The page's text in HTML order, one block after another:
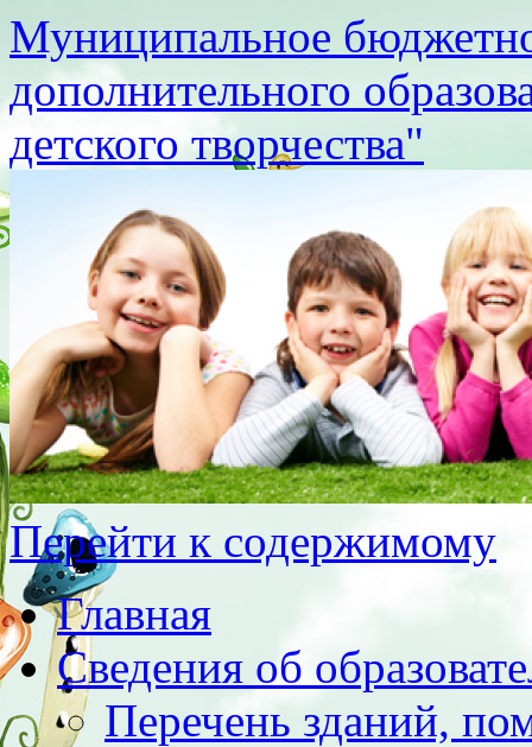
Муниципальное
дополнительного
детского творчества"
Перейти к содержимому
Главная
Сведения об
Перечень зданий,